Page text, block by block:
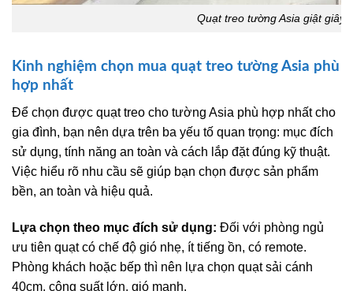
Quạt treo tường Asia giật giây
Kinh nghiệm chọn mua quạt treo tường Asia phù
hợp nhất
Để chọn được quạt treo cho tường Asia phù hợp nhất cho
gia đình, bạn nên dựa trên ba yếu tố quan trọng: mục đích
sử dụng, tính năng an toàn và cách lắp đặt đúng kỹ thuật.
Việc hiểu rõ nhu cầu sẽ giúp bạn chọn được sản phẩm
bền, an toàn và hiệu quả.
Lựa chọn theo mục đích sử dụng: Đối với phòng ngủ
ưu tiên quạt có chế độ gió nhẹ, ít tiếng ồn, có remote.
Phòng khách hoặc bếp thì nên lựa chọn quạt sải cánh
40cm, công suất lớn, gió mạnh.